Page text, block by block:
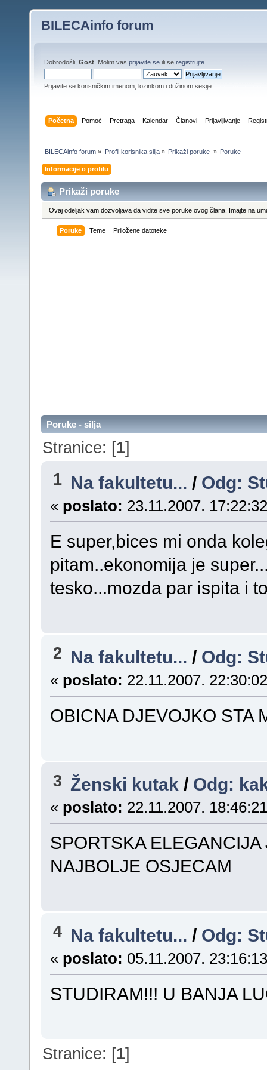
BILECAinfo forum
Dobrodošli, Gost . Molim vas prijavite se ili se registrujte
Prijavite se korisničkim imenom, lozinkom i dužinom sesije
Početna Pomoć Pretraga Kalendar Članovi Prijavljivanje
BILECAinfo forum » Profil korisnika silja» Prikaži poruke » Poruke
Informacije o profilu
Prikaži poruke
Ovaj odeljak vam dozvoljava da vidite sve poruke ovog člana. Imajte na
Poruke Teme Priložene datoteke
Poruke - silja
Stranice: [1]
1 Na fakultetu... / Odg:
« poslato: 23.11.2007.
E super,bices mi onda
pitam..ekonomija je
tesko...mozda par ispita i
2 Na fakultetu... / Odg:
« poslato: 22.11.2007.
OBICNA DJEVOJKO STA
3 Ženski kutak / Odg:
« poslato: 22.11.2007.
SPORTSKA
NAJBOLJE OSJECAM
4 Na fakultetu... / Odg:
« poslato: 05.11.2007.
STUDIRAM!!! U BANJA
Stranice: [1]